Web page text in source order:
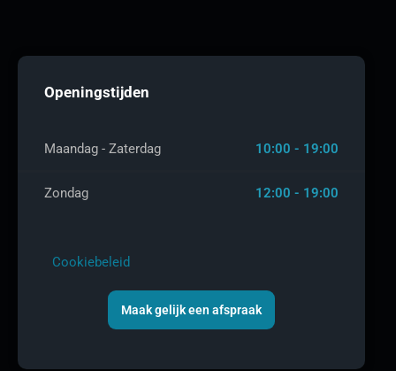
Openingstijden
Maandag - Zaterdag 10:00 - 19:00
Zondag 12:00 - 19:00
Cookiebeleid
Maak gelijk een afspraak